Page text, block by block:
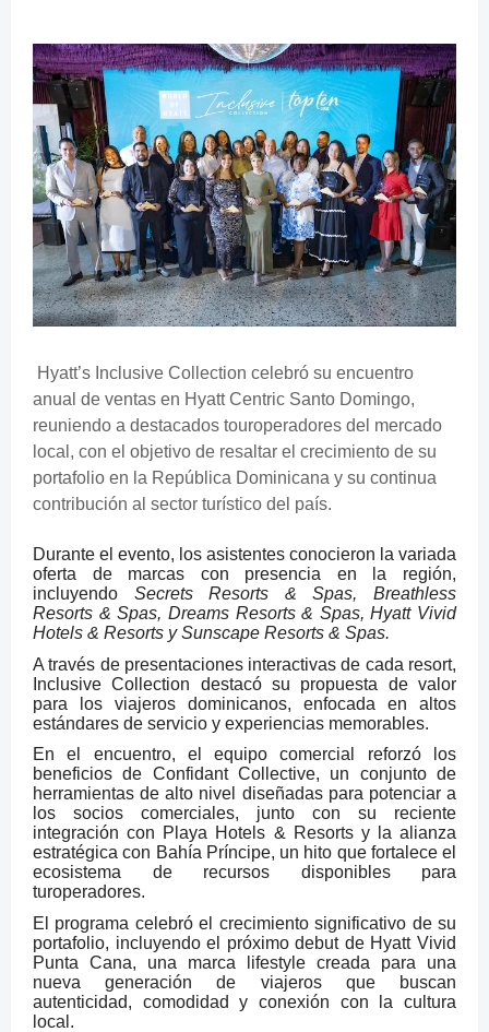
Hyatt’s Inclusive Collection celebró su encuentro
anual de ventas en Hyatt Centric Santo Domingo,
reuniendo a destacados touroperadores del mercado
local, con el objetivo de resaltar el crecimiento de su
portafolio en la República Dominicana y su continua
contribución al sector turístico del país.
Durante el evento, los asistentes conocieron la variada
oferta de marcas con presencia en la región,
incluyendo Secrets Resorts & Spas, Breathless
Resorts & Spas, Dreams Resorts & Spas, Hyatt Vivid
Hotels & Resorts y Sunscape Resorts & Spas.
A través de presentaciones interactivas de cada resort,
Inclusive Collection destacó su propuesta de valor
para los viajeros dominicanos, enfocada en altos
estándares de servicio y experiencias memorables.
En el encuentro, el equipo comercial reforzó los
beneficios de Confidant Collective, un conjunto de
herramientas de alto nivel diseñadas para potenciar a
los socios comerciales, junto con su reciente
integración con Playa Hotels & Resorts y la alianza
estratégica con Bahía Príncipe, un hito que fortalece el
ecosistema de recursos disponibles para
turoperadores.
El programa celebró el crecimiento significativo de su
portafolio, incluyendo el próximo debut de Hyatt Vivid
Punta Cana, una marca lifestyle creada para una
nueva generación de viajeros que buscan
autenticidad, comodidad y conexión con la cultura
local.